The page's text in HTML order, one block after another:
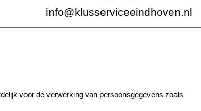
info@klusserviceeindhoven.nl
voor de verwerking van persoonsgegevens zoals